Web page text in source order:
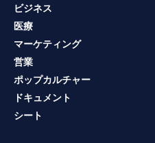
ビジネス
医療
マーケティング
営業
ポップカルチャー
ドキュメント
シート